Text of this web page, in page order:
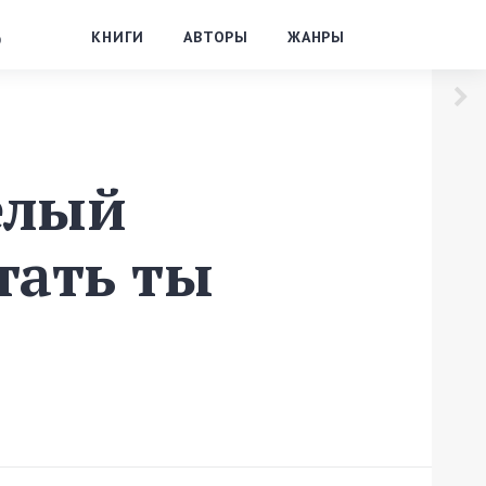
КНИГИ АВТОРЫ ЖАНРЫ
ты